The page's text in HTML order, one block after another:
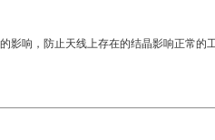
影响，防止天线上存在的结晶影响正常的